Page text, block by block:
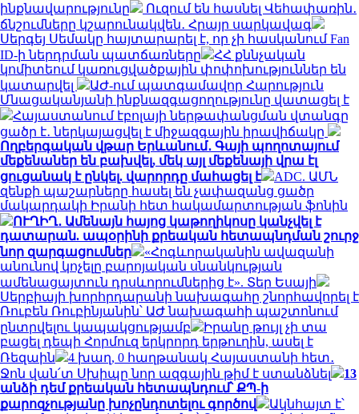
ինքնավարությունը
Ուզում են հասնել Վեհափառին․
ճնշումները կշարունակվեն․ Հրայր սարկավագ
Սերգեյ Սեմակը հայտարարել է, որ չի հասկանում Fan
ID-ի ներդրման պատճառները
ՀՀ քննչական
կոմիտեում կառուցվածքային փոփոխություններ են
կատարվել
ԱԺ-ում պատգամավոր Հարություն
Մնացականյանի ինքնազգացողությունը վատացել է
Հայաստանում էբոլայի ներթափանցման վտանգը
ցածր է․ ներկայացվել է միջազգային իրավիճակը
Ողբերգական վթար Երևանում․ Գայի պողոտայում
մեքենաներ են բախվել, մեկ այլ մեքենայի վրա էլ
ցուցանակ է ընկել. վարորդը մահացել է
ADC. ԱՄՆ
զենքի պաշարները հասել են չափազանց ցածր
մակարդակի Իրանի հետ հակամարտության ֆոնին
ՈՒՂԻՂ․ Ամենայն հայոց կաթողիկոսը կանչվել է
դատարան. ապօրինի քրեական հետապնդման շուրջ
նոր զարգացումներ
«Հոգևորականին ավազանի
անունով կոչելը բարոյական սնանկության
ամենացայտուն դրսևորումներից է». Տեր Եսայի
Սերբիայի խորհրդարանի նախագահը շնորհավորել է
Ռուբեն Ռուբինյանին՝ ԱԺ նախագահի պաշտոնում
ընտրվելու կապակցությամբ
Իրանը թույլ չի տա
բացել դեպի Հորմուզ երկրորդ երթուղին, ասել է
Ռեզաին
4 խաղ, 0 հաղթանակ Հայաստանի հետ․
Ջոն վան՛տ Սխիպը նոր ազգային թիմ է ստանձնել
13
անձի դեմ քրեական հետապնդում՝ ՔՊ-ի
քարոզչությանը խոչընդոտելու գործով
Ակնհայտ է՝